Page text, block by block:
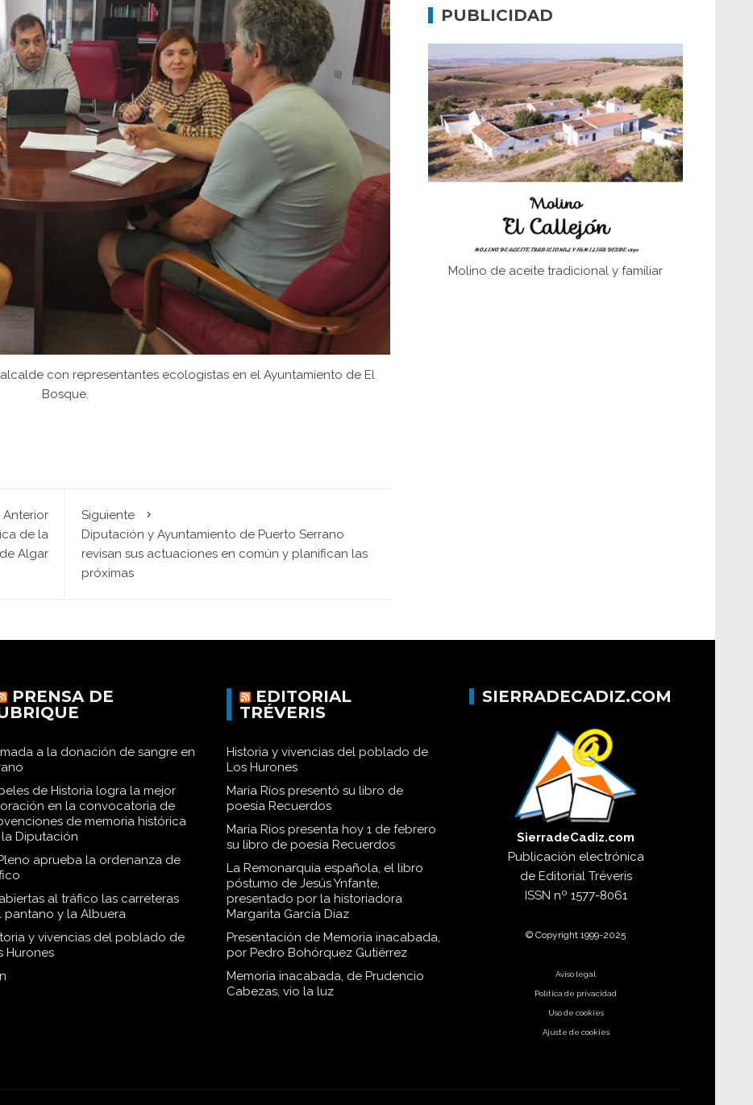
con representantes ecologistas en el Ayuntamiento de El
Bosque.
Anterior
de la
Algar
Siguiente
Diputación y Ayuntamiento de Puerto Serrano
revisan sus actuaciones en común y planifican las
próximas
concentración nazis
fundaciones de Bornos
El Frente Popular. Ubrique, febrero-julio
1936
Juntar las letras. La alfabetización en el
campo: del afán de saber a la
Historia y vivencias del poblado de Los
PUBLICIDAD
Molino de aceite tradicional y familiar
PRENSA DE
a la donación de sangre en
de Historia logra la mejor
en la convocatoria de
de memoria histórica
Diputación
aprueba la ordenanza de
al tráfico las carreteras
pantano y la Albuera
y vivencias del poblado de
Hurones
EDITORIAL
TRÉVERIS
Historia y vivencias del poblado de
Los Hurones
María Ríos presentó su libro de
poesía Recuerdos
María Ríos presenta hoy 1 de febrero
su libro de poesía Recuerdos
La Remonarquía española, el libro
póstumo de Jesús Ynfante,
presentado por la historiadora
Margarita García Díaz
Presentación de Memoria inacabada,
por Pedro Bohórquez Gutiérrez
Memoria inacabada, de Prudencio
Cabezas, vio la luz
SIERRADECADIZ.COM
SierradeCadiz.com
Publicación electrónica
de Editorial Tréveris
ISSN nº 1577-8061
© Copyright 1999-2025
Aviso legal
Política de privacidad
Uso de cookies
Ajuste de cookies